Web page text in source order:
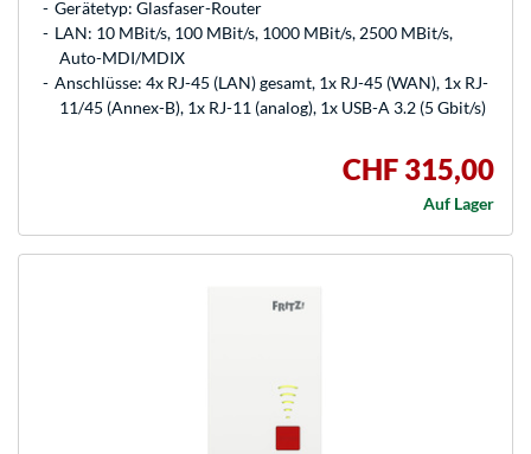
Gerätetyp: Glasfaser-Router
LAN: 10 MBit/s, 100 MBit/s, 1000 MBit/s, 2500 MBit/s,
Auto-MDI/MDIX
Anschlüsse: 4x RJ-45 (LAN) gesamt, 1x RJ-45 (WAN), 1x RJ-
11/45 (Annex-B), 1x RJ-11 (analog), 1x USB-A 3.2 (5 Gbit/s)
CHF 315,00
Auf Lager